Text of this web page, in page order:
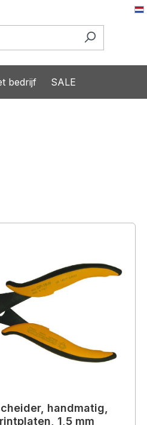
bedrijf SALE
handmatig,
1,5 mm